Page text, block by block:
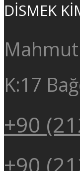
DİSMEK
K:17
+90
+90